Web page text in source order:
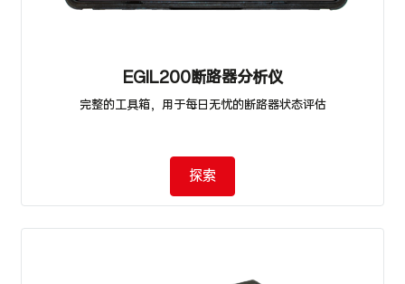
EGIL200断路器分析仪
完整的工具箱，用于每日无忧的断路器状态评估
探索